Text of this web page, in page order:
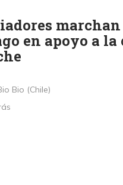
marchan
en apoyo a la
Bio (Chile)